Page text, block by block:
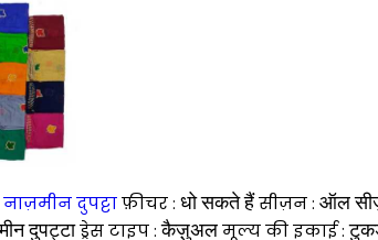
दुपट्टाफ़ीचर : धो सकते हैंसीज़न : ऑल
दुपट्टाड्रेस टाइप :कैज़ुअलमूल्य की इकाई :